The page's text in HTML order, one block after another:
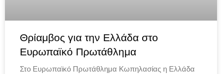
Θρίαμβος για την Ελλάδα στο
Ευρωπαϊκό Πρωτάθλημα
Στο Ευρωπαϊκό Πρωτάθλημα Κωπηλασίας η Ελλάδα